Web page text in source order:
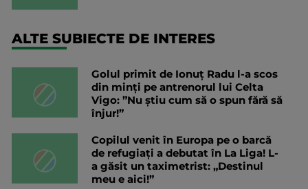
ALTE SUBIECTE DE INTERES
Golul primit de Ionuț Radu l-a scos
din minți pe antrenorul lui Celta
Vigo: ”Nu știu cum să o spun fără să
înjur!”
Copilul venit în Europa pe o barcă
de refugiați a debutat în La Liga! L-
a găsit un taximetrist: „Destinul
meu e aici!”